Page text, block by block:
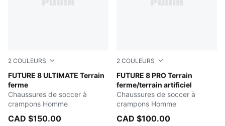
2 COULEURS
FUTURE 8 ULTIMATE Terrain
ferme
Yellow Alert-PUMA Black-Sun Struck
Chaussures de soccer à
crampons Homme
CAD $150.00
2 COULEURS
FUTURE 8 PRO Terrain
ferme/terrain artificiel
Yellow Alert-PUMA Black-
Chaussures de soccer à
crampons Homme
CAD $100.00